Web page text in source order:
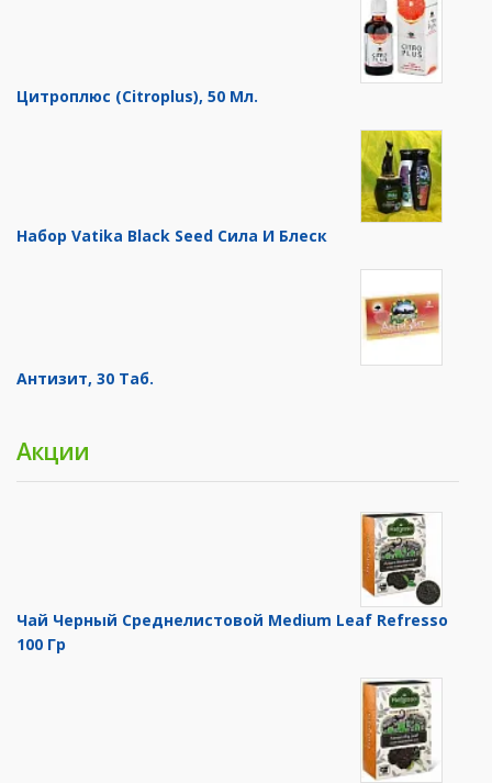
Цитроплюс (Citroplus), 50 Мл.
Набор Vatika Black Seed Сила И Блеск
Антизит, 30 Таб.
Акции
Чай Черный Среднелистовой Medium Leaf Refresso
100 Гр